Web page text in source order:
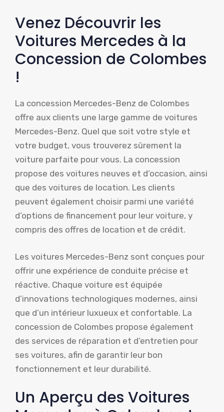
Venez Découvrir les
Voitures Mercedes à la
Concession de Colombes
!
La concession Mercedes-Benz de Colombes
offre aux clients une large gamme de voitures
Mercedes-Benz. Quel que soit votre style et
votre budget, vous trouverez sûrement la
voiture parfaite pour vous. La concession
propose des voitures neuves et d’occasion, ainsi
que des voitures de location. Les clients
peuvent également choisir parmi une variété
d’options de financement pour leur voiture, y
compris des offres de location et de crédit.
Les voitures Mercedes-Benz sont conçues pour
offrir une expérience de conduite précise et
réactive. Chaque voiture est équipée
d’innovations technologiques modernes, ainsi
que d’un intérieur luxueux et confortable. La
concession de Colombes propose également
des services de réparation et d’entretien pour
ses voitures, afin de garantir leur bon
fonctionnement et leur durabilité.
Un Aperçu des Voitures